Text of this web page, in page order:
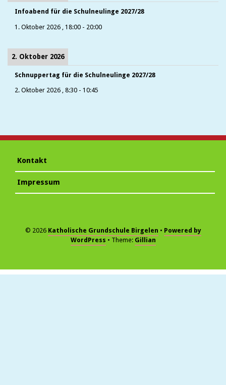
Infoabend für die Schulneulinge 2027/28
1. Oktober 2026 18:00 - 20:00
2. Oktober 2026
Schnuppertag für die Schulneulinge 2027/28
2. Oktober 2026 , 8:30 - 10:45
Kontakt
Impressum
© 2026 Katholische Grundschule Birgelen
Powered by
WordPress
Theme: Gillian